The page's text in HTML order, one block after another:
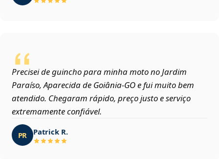
Precisei de guincho para minha moto no Jardim
Paraíso, Aparecida de Goiânia‑GO e fui muito bem
atendido. Chegaram rápido, preço justo e serviço
extremamente confiável.
PR Patrick R.